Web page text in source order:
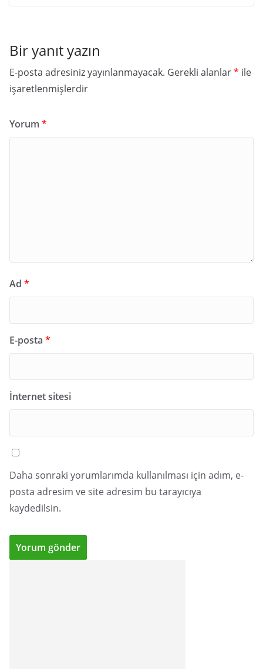
Bir yanıt yazın
E-posta adresiniz yayınlanmayacak. Gerekli alanlar* ile
işaretlenmişlerdir
Yorum *
Ad *
E-posta *
İnternet sitesi
Daha sonraki yorumlarımda kullanılması için adım, e-
posta adresim ve site adresim bu tarayıcıya
kaydedilsin.